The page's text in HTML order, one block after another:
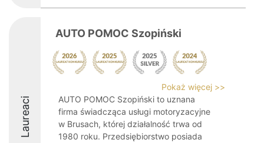
Laureaci
AUTO POMOC Szopiński
Pokaż więcej >>
AUTO POMOC Szopiński to uznana
firma świadcząca usługi motoryzacyjne
w Brusach, której działalność trwa od
1980 roku. Przedsiębiorstwo posiada